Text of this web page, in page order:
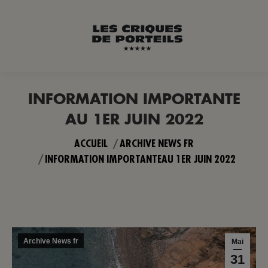
INFORMATION IMPORTANTE
AU 1ER JUIN 2022
ACCUEIL
ARCHIVE NEWS FR
INFORMATION IMPORTANTEAU 1ER JUIN 2022
Mai
31
Archive News fr